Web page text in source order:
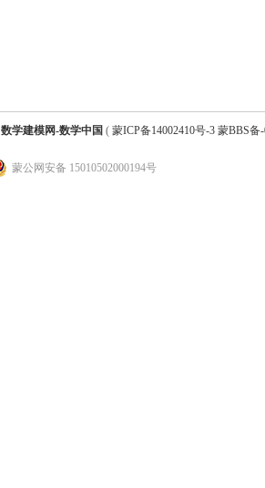
数学建模网-数学中国 ( 蒙ICP备14002410号-3 蒙BBS备
蒙公网安备 15010502000194号